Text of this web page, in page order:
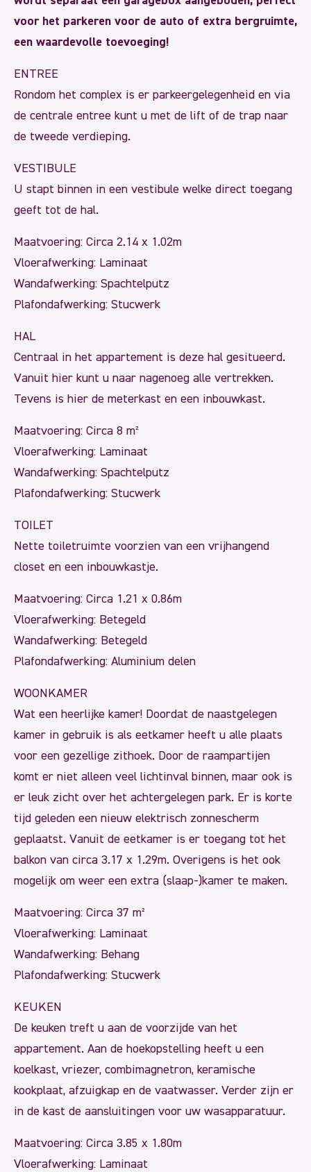
voor het parkeren voor de auto of extra bergruimte,
een waardevolle toevoeging!
ENTREE
Rondom het complex is er parkeergelegenheid en via
de centrale entree kunt u met de lift of de trap naar
de tweede verdieping.
VESTIBULE
U stapt binnen in een vestibule welke direct toegang
geeft tot de hal.
Maatvoering: Circa 2.14 x 1.02m
Vloerafwerking: Laminaat
Wandafwerking: Spachtelputz
Plafondafwerking: Stucwerk
HAL
Centraal in het appartement is deze hal gesitueerd.
Vanuit hier kunt u naar nagenoeg alle vertrekken.
Tevens is hier de meterkast en een inbouwkast.
Maatvoering: Circa 8 m²
Vloerafwerking: Laminaat
Wandafwerking: Spachtelputz
Plafondafwerking: Stucwerk
TOILET
Nette toiletruimte voorzien van een vrijhangend
closet en een inbouwkastje.
Maatvoering: Circa 1.21 x 0.86m
Vloerafwerking: Betegeld
Wandafwerking: Betegeld
Plafondafwerking: Aluminium delen
WOONKAMER
Wat een heerlijke kamer! Doordat de naastgelegen
kamer in gebruik is als eetkamer heeft u alle plaats
voor een gezellige zithoek. Door de raampartijen
komt er niet alleen veel lichtinval binnen, maar ook is
er leuk zicht over het achtergelegen park. Er is korte
tijd geleden een nieuw elektrisch zonnescherm
geplaatst. Vanuit de eetkamer is er toegang tot het
balkon van circa 3.17 x 1.29m. Overigens is het ook
mogelijk om weer een extra (slaap-)kamer te maken.
Maatvoering: Circa 37 m²
Vloerafwerking: Laminaat
Wandafwerking: Behang
Plafondafwerking: Stucwerk
KEUKEN
De keuken treft u aan de voorzijde van het
appartement. Aan de hoekopstelling heeft u een
koelkast, vriezer, combimagnetron, keramische
kookplaat, afzuigkap en de vaatwasser. Verder zijn er
in de kast de aansluitingen voor uw wasapparatuur.
Maatvoering: Circa 3.85 x 1.80m
Vloerafwerking: Laminaat